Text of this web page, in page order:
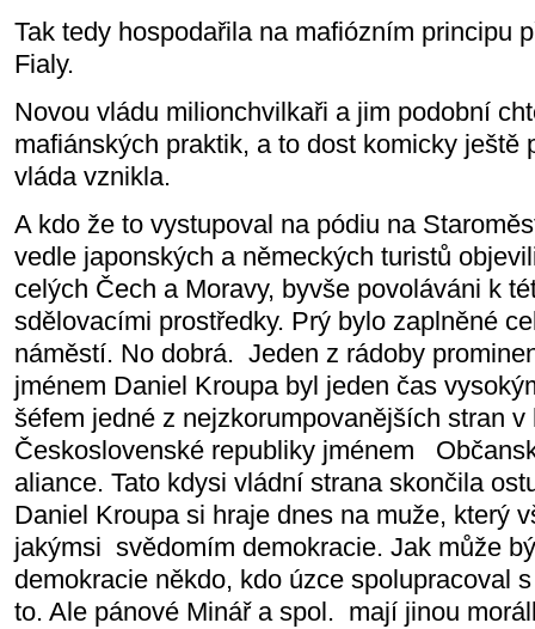
Tak tedy hospodařila na mafiózním principu
Fialy.
Novou vládu milionchvilkaři a jim podobní
mafiánských praktik, a to dost komicky ještě
vláda vznikla.
A kdo že to vystupoval na pódiu na
vedle japonských a německých turistů
celých Čech a Moravy, byvše povoláváni k
sdělovacími prostředky. Prý bylo zaplněné
náměstí. No dobrá. Jeden z rádoby
jménem Daniel Kroupa byl jeden čas
šéfem jedné z nejzkorumpovanějších stran
Československé republiky jménem
aliance. Tato kdysi vládní strana skončila
Daniel Kroupa si hraje dnes na muže, který
jakýmsi svědomím demokracie. Jak může
demokracie někdo, kdo úzce spolupracoval
to. Ale pánové Minář a spol. mají jinou